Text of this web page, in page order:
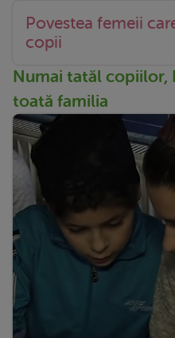
Povestea femeii
copii
Numai tatăl copiilor,
toată familia